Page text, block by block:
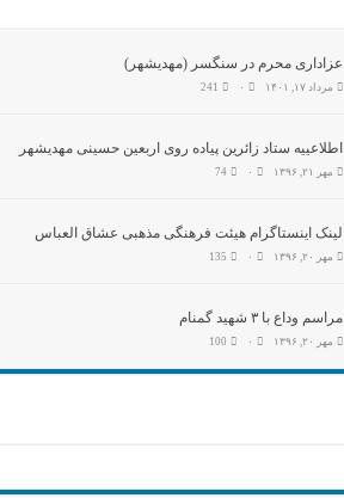
عزاداری محرم در سنگسر (مهدیشهر)
مرداد ۱۷, ۱۴۰۱ ۰ 241
اطلاعییه ستاد زائرین پیاده روی اربعین حسینی مهدیشهر
مهر ۲۱, ۱۳۹۶ ۰ 74
لینک اینستاگرام هیئت فرهنگی مذهبی عشاق العباس
مهر ۲۰, ۱۳۹۶ ۰ 135
مراسم وداع با ۳ شهید گمنام
مهر ۲۰, ۱۳۹۶ ۰ 100